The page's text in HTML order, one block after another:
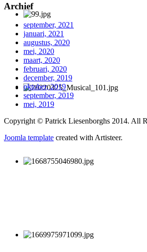
Archief
september, 2021
januari, 2021
augustus, 2020
mei, 2020
maart, 2020
februari, 2020
december, 2019
oktober, 2019
september, 2019
mei, 2019
Copyright © Patrick Liesenborghs 2014. All
Joomla template created with Artisteer.